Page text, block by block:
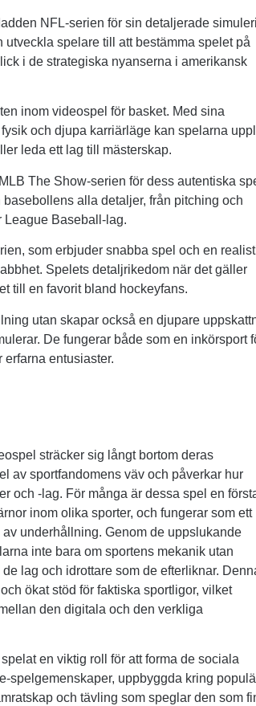
NFL-serien för sin detaljerade
spelare till att bestämma spelet på
i de strategiska nyanserna i amerikansk
inom videospel för basket. Med sina
och djupa karriärläge kan spelarna
leda ett lag till mästerskap.
The Show-serien för dess autentiska
alla detaljer, från pitching och
League Baseball-lag.
som erbjuder snabba spel och en
Spelets detaljrikedom när det gäller
till en favorit bland hockeyfans.
utan skapar också en djupare
De fungerar både som en inkörsport
entusiaster.
sträcker sig långt bortom deras
av sportfandomens väv och påverkar hur
och -lag. För många är dessa spel en
inom olika sporter, och fungerar som ett
underhållning. Genom de uppslukande
inte bara om sportens mekanik utan
lag och idrottare som de efterliknar.
ökat stöd för faktiska sportligor, vilket
den digitala och den verkliga
en viktig roll för att forma de sociala
spelgemenskaper, uppbyggda kring
och tävling som speglar den som